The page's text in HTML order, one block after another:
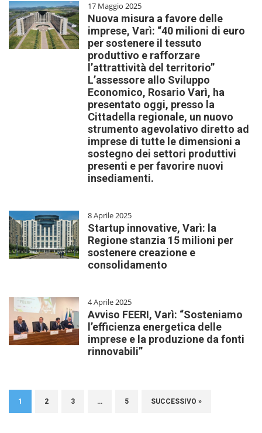
17 Maggio 2025
Nuova misura a favore delle
imprese, Varì: “40 milioni di euro
per sostenere il tessuto
produttivo e rafforzare
l’attrattività del territorio”
L’assessore allo Sviluppo
Economico, Rosario Varì, ha
presentato oggi, presso la
Cittadella regionale, un nuovo
strumento agevolativo diretto ad
imprese di tutte le dimensioni a
sostegno dei settori produttivi
presenti e per favorire nuovi
insediamenti.
8 Aprile 2025
Startup innovative, Varì: la
Regione stanzia 15 milioni per
sostenere creazione e
consolidamento
4 Aprile 2025
Avviso FEERI, Varì: “Sosteniamo
l’efficienza energetica delle
imprese e la produzione da fonti
rinnovabili”
1 2 3 … 5 SUCCESSIVO »